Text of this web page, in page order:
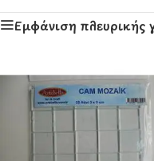
Εμφάνιση πλευρικής